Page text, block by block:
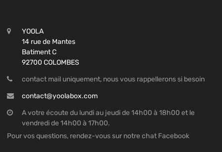
YOOLA
14 rue de Mantes
Batiment C
92700 COLOMBES
contact mail uniquement, nous vous rappellerons si besoin
contact@yoolabox.com
A votre écoute du lundi au jeudi de 14h00 à 18h00 et le
vendredi de 14h00 à 17h00.
Pour vos questions, rendez-vous sur notre chat Facebook